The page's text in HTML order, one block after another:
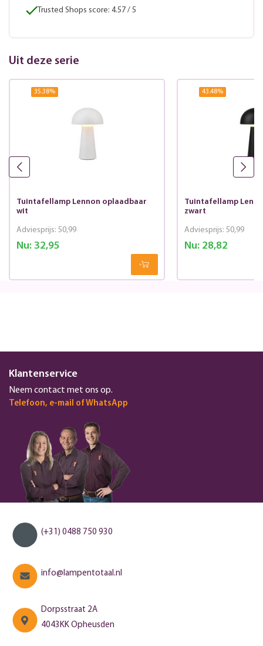
Trusted Shops score: 4.57 / 5
Uit deze serie
35.38%
Tuintafellamp Lennon oplaadbaar
wit
Nu:32,95
Adviesprijs: 50,99
43.48%
Tuintafellamp
zwart
Nu:28,82
Adviesprijs: 50,99
Klantenservice
Neem contact met ons op.
Telefoon, e-mail of WhatsApp
(+31) 0488 750 930
info@lampentotaal.nl
Dorpsstraat 2A
4043KK Opheusden